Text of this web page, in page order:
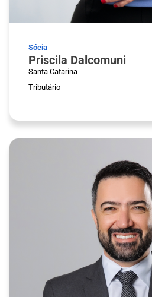
Sócia
Priscila Dalcomuni
Santa Catarina
Tributário